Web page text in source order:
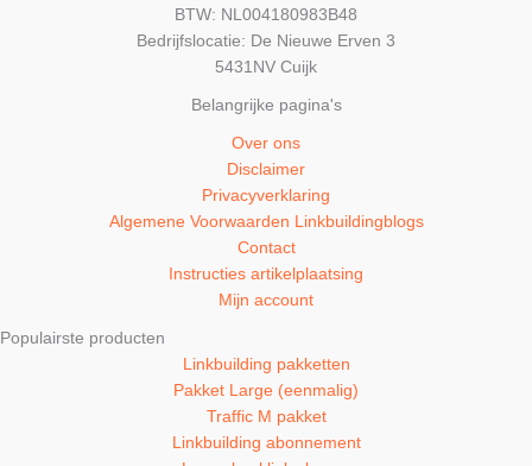
BTW: NL004180983B48
Bedrijfslocatie: De Nieuwe Erven 3
5431NV Cuijk
Belangrijke pagina's
Over ons
Disclaimer
Privacyverklaring
Algemene Voorwaarden Linkbuildingblogs
Contact
Instructies artikelplaatsing
Mijn account
Populairste producten
Linkbuilding pakketten
Pakket Large (eenmalig)
Traffic M pakket
Linkbuilding abonnement